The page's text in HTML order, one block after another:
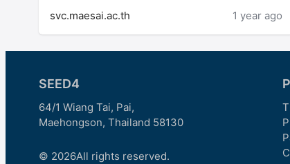
svc.maesai.ac.th 1 year ago
SEED4
64/1 Wiang Tai, Pai,
Maehongson, Thailand 58130
© 2026All rights reserved.